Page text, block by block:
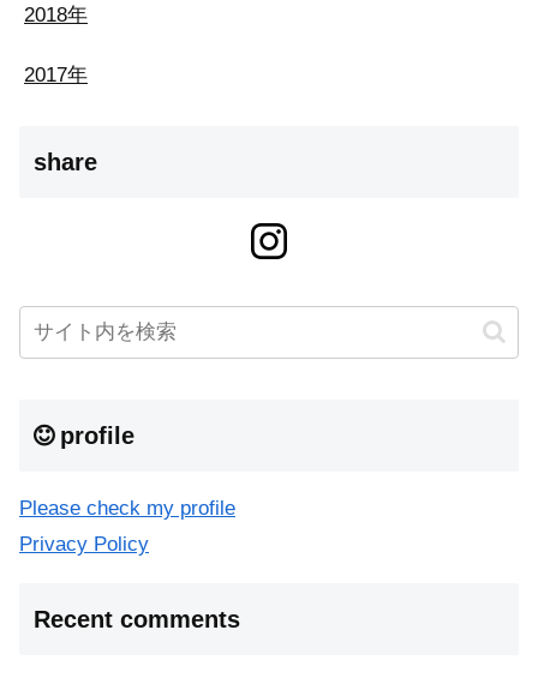
2018年
2017年
share
profile
Please check my profile
Privacy Policy
Recent comments